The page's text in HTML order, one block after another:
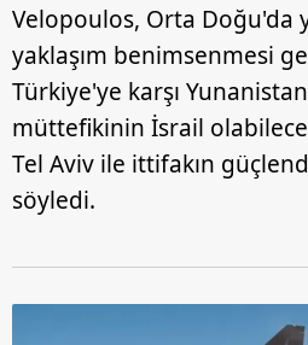
için Ayarlar butonuna tıklayabilir,
Metnimizi ziyaret edebilirsiniz.
6698 sayılı Kişisel Verilerin
hazırlanmış Aydınlatma
ilgili mevzuata uygun olarak
almak için lütfen
Velopoulos, Orta Doğu'da
yaklaşım benimsenmesi
Türkiye'ye karşı
müttefikinin İsrail
Tel Aviv ile ittifakın
söyledi.